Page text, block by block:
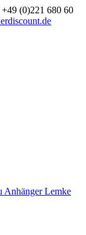
+49 (0)221 680 60
Anhänger Lemke